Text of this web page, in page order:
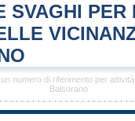
SVAGHI PER
numero di riferimento per
Balsorano